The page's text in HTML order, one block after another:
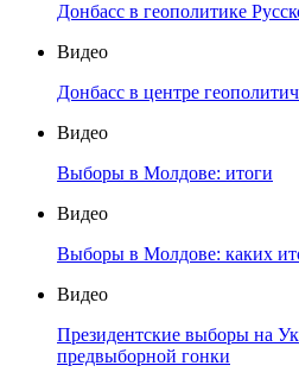
Донбасс в геополитике
Видео
Донбасс в центре
Видео
Выборы в Молдове: итоги
Видео
Выборы в Молдове: каких
Видео
Президентские выборы на
предвыборной гонки